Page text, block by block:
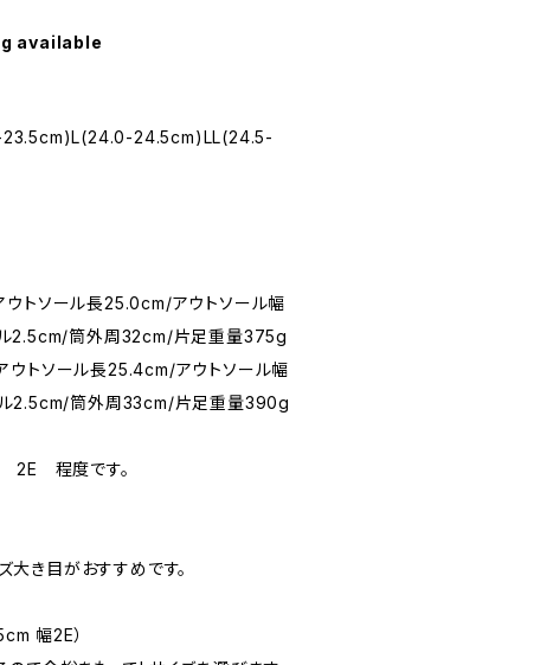
available
24.5cm)LL(24.5-
トソール長25.0cm/アウトソール幅
2.5cm/筒外周32cm/片足重量375g
トソール長25.4cm/アウトソール幅
2.5cm/筒外周33cm/片足重量390g
2E 程度です。
大き目がおすすめです。
幅2E）